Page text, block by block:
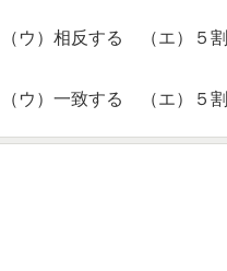
ウ）相反する （エ）５割
ウ）一致する （エ）５割